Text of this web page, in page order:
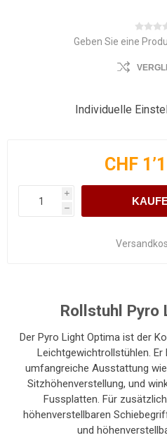
Geben Sie eine
Individuelle
CHF
i
h
Rollstuhl Pyro
Der Pyro Light Optima ist der
Leichtgewichtrollstühlen.
umfangreiche Ausstattung
Sitzhöhenverstellung, und
Fussplatten. Für
höhenverstellbaren
und